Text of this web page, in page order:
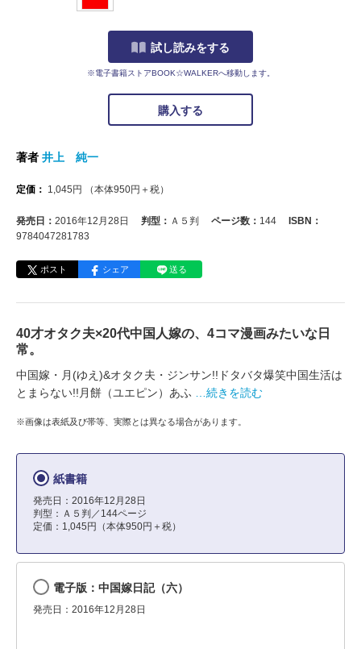
試し読みをする
※電子書籍ストアBOOK☆WALKERへ移動します。
購入する
著者 井上 純一
定価： 1,045 円 （本体950円＋税）
発売日： 2016年12月28日 判型： Ａ５判 ページ数： 144
ISBN：
9784047281783
ポスト シェア 送る
40才オタク夫×20代中国人嫁の、4コマ漫画みたいな日
常。
中国嫁・月(ゆえ)&オタク夫・ジンサン!!ドタバタ爆笑中国生活は
とまらない!!月餅（ユエピン）あふ
…続きを読む
※画像は表紙及び帯等、実際とは異なる場合があります。
紙書籍
発売日：2016年12月28日
判型：Ａ５判／144ページ
定価：1,045円（本体950円＋税）
電子版：中国嫁日記（六）
発売日：2016年12月28日